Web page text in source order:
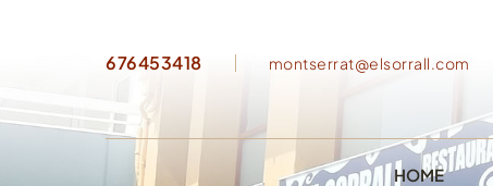
676453418 montserrat@elsorrall.com
HOME